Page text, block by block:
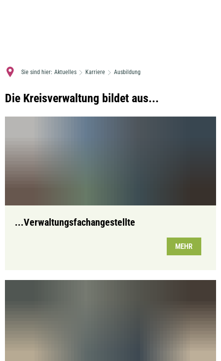
Sie sind hier: Aktuelles Karriere Ausbildung
Ausbildung
Die Kreisverwaltung bildet aus...
...Verwaltungsfachangestellte
MEHR